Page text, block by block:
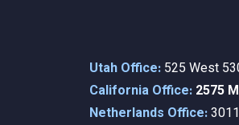
Utah Office:525 West
California Office:2575
Netherlands Office: